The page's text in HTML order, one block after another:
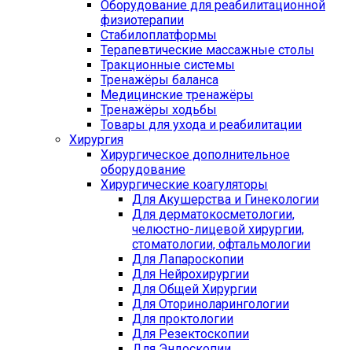
Оборудование для реабилитационной
физиотерапии
Стабилоплатформы
Терапевтические массажные столы
Тракционные системы
Тренажёры баланса
Медицинские тренажёры
Тренажёры ходьбы
Товары для ухода и реабилитации
Хирургия
Хирургическое дополнительное
оборудование
Хирургические коагуляторы
Для Акушерства и Гинекологии
Для дерматокосметологии,
челюстно-лицевой хирургии,
стоматологии, офтальмологии
Для Лапароскопии
Для Нейрохирургии
Для Общей Хирургии
Для Оториноларингологии
Для проктологии
Для Резектоскопии